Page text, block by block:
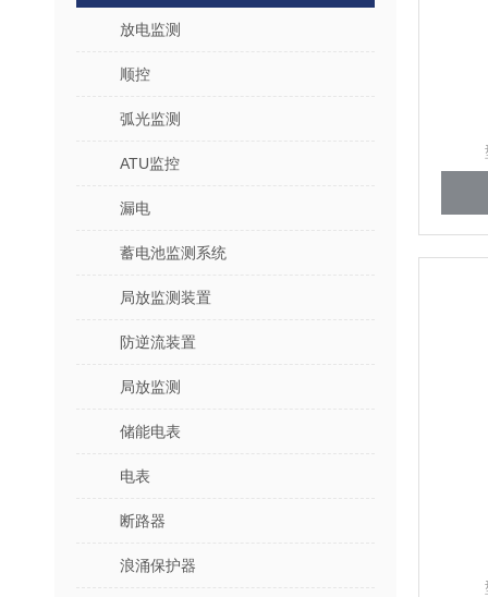
放电监测
顺控
弧光监测
ATU监控
漏电
蓄电池监测系统
局放监测装置
防逆流装置
局放监测
储能电表
电表
断路器
浪涌保护器